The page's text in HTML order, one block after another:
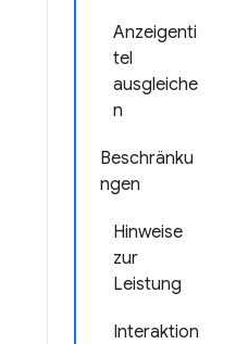
Anzeigenti
tel
ausgleiche
n
Beschränku
ngen
Hinweise
zur
Leistung
Interaktion